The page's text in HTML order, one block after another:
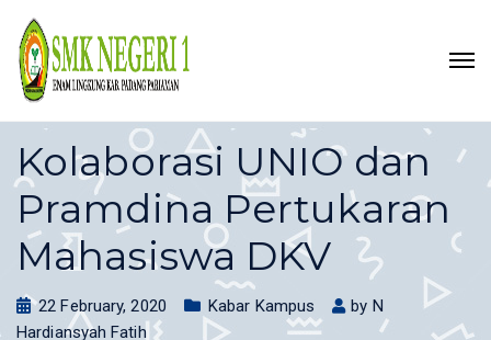
Kolaborasi UNIO dan
Pramdina Pertukaran
Mahasiswa DKV
22 February, 2020 Kabar Kampus by N
Hardiansyah Fatih